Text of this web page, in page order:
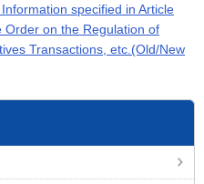
specified in Article
on the Regulation of
Transactions, etc.(Old/New